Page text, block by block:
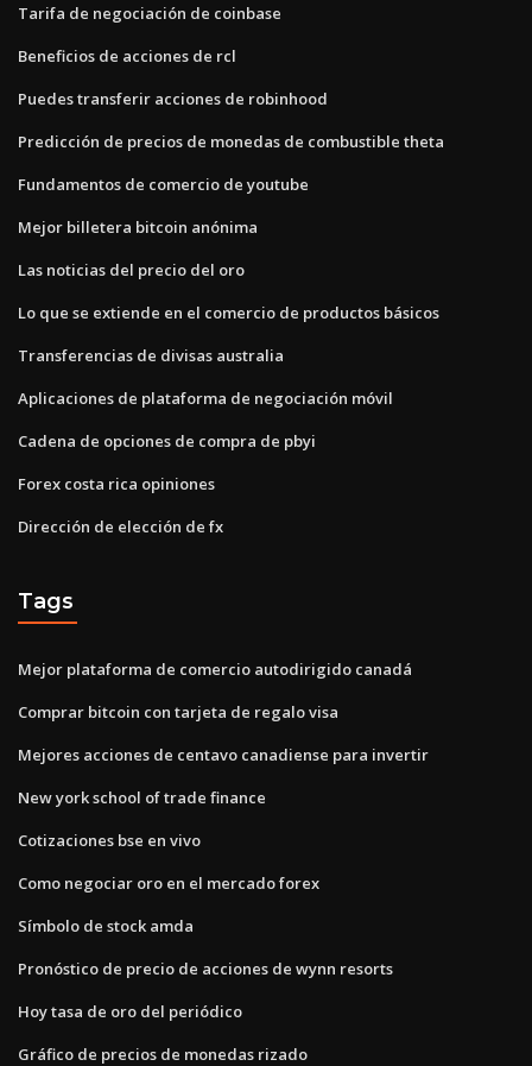
Tarifa de negociación de coinbase
Beneficios de acciones de rcl
Puedes transferir acciones de robinhood
Predicción de precios de monedas de combustible theta
Fundamentos de comercio de youtube
Mejor billetera bitcoin anónima
Las noticias del precio del oro
Lo que se extiende en el comercio de productos básicos
Transferencias de divisas australia
Aplicaciones de plataforma de negociación móvil
Cadena de opciones de compra de pbyi
Forex costa rica opiniones
Dirección de elección de fx
Tags
Mejor plataforma de comercio autodirigido canadá
Comprar bitcoin con tarjeta de regalo visa
Mejores acciones de centavo canadiense para invertir
New york school of trade finance
Cotizaciones bse en vivo
Como negociar oro en el mercado forex
Símbolo de stock amda
Pronóstico de precio de acciones de wynn resorts
Hoy tasa de oro del periódico
Gráfico de precios de monedas rizado